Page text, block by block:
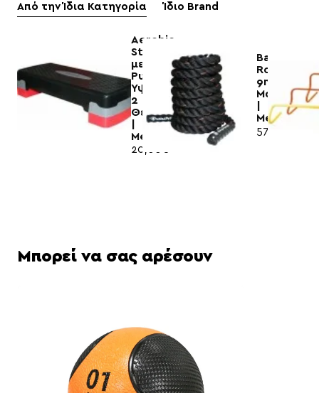
Από την Ίδια Κατηγορία Ίδιο Brand
Aerobic
Stepper
με
Ρυθμιζόμενο
Ύψος
2
Θέσεων
Megafitness
20,00€
Battle
Rope
9m
Μαύρο
57,80€
Μπορεί να σας αρέσουν